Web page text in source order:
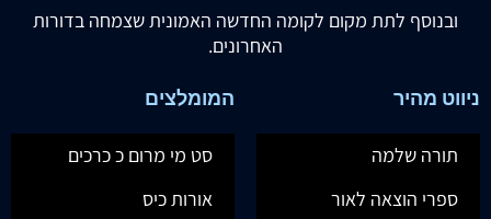
ובנוסף לתת מקום לקומה החדשה האמונית שצמחה בדורות
האחרונים.
ניווט מהיר
תורה שלמה
ספרי הוצאה לאור
המומלצים
סט מי מרום כ כרכים
אורות כיס